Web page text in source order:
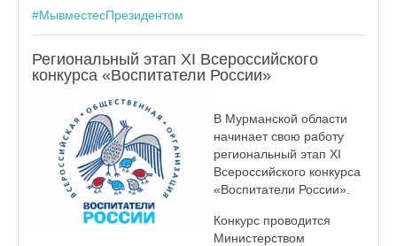
#МывместесПрезидентом
Региональный этап XI Всероссийского
конкурса «Воспитатели России»
В Мурманской области
начинает свою работу
региональный этап XI
Всероссийского конкурса
«Воспитатели России».
Конкурс проводится
Министерством